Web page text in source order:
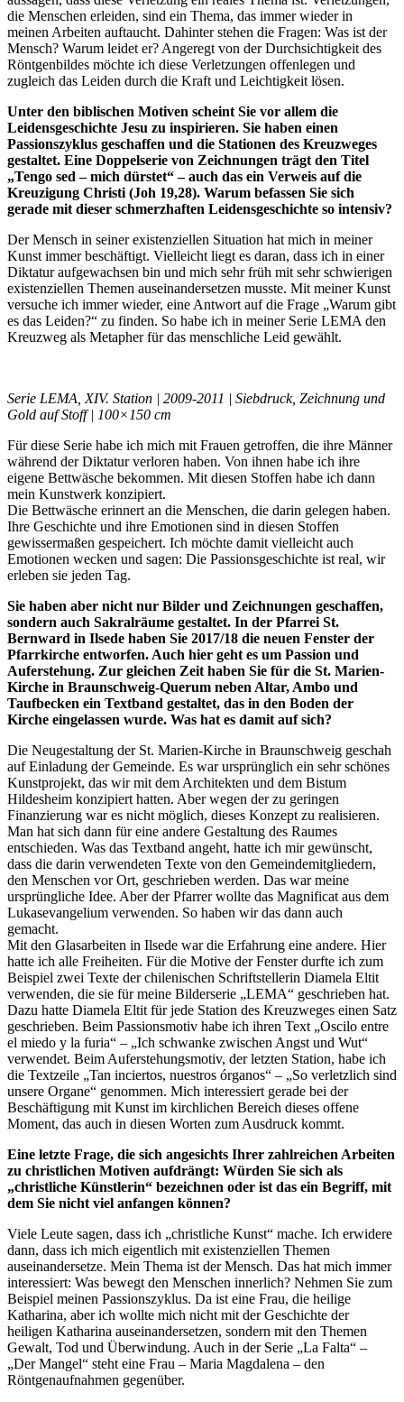
die Menschen erleiden, sind ein Thema, das immer wieder in
meinen Arbeiten auftaucht. Dahinter stehen die Fragen: Was ist der
Mensch? Warum leidet er? Angeregt von der Durchsichtigkeit des
Röntgenbildes möchte ich diese Verletzungen offenlegen und
zugleich das Leiden durch die Kraft und Leichtigkeit lösen.
Unter den biblischen Motiven scheint Sie vor allem die
Leidensgeschichte Jesu zu inspirieren. Sie haben einen
Passionszyklus geschaffen und die Stationen des Kreuzweges
gestaltet. Eine Doppelserie von Zeichnungen trägt den Titel
„Tengo sed – mich dürstet“ – auch das ein Verweis auf die
Kreuzigung Christi (Joh 19,28). Warum befassen Sie sich
gerade mit dieser schmerzhaften Leidensgeschichte so intensiv?
Der Mensch in seiner existenziellen Situation hat mich in meiner
Kunst immer beschäftigt. Vielleicht liegt es daran, dass ich in einer
Diktatur aufgewachsen bin und mich sehr früh mit sehr schwierigen
existenziellen Themen auseinandersetzen musste. Mit meiner Kunst
versuche ich immer wieder, eine Antwort auf die Frage „Warum gibt
es das Leiden?“ zu finden. So habe ich in meiner Serie LEMA den
Kreuzweg als Metapher für das menschliche Leid gewählt.
Serie LEMA, XIV. Station | 2009-2011 | Siebdruck, Zeichnung und
Gold auf Stoff | 100×150 cm
Für diese Serie habe ich mich mit Frauen getroffen, die ihre Männer
während der Diktatur verloren haben. Von ihnen habe ich ihre
eigene Bettwäsche bekommen. Mit diesen Stoffen habe ich dann
mein Kunstwerk konzipiert.
Die Bettwäsche erinnert an die Menschen, die darin gelegen haben.
Ihre Geschichte und ihre Emotionen sind in diesen Stoffen
gewissermaßen gespeichert. Ich möchte damit vielleicht auch
Emotionen wecken und sagen: Die Passionsgeschichte ist real, wir
erleben sie jeden Tag.
Sie haben aber nicht nur Bilder und Zeichnungen geschaffen,
sondern auch Sakralräume gestaltet. In der Pfarrei St.
Bernward in Ilsede haben Sie 2017/18 die neuen Fenster der
Pfarrkirche entworfen. Auch hier geht es um Passion und
Auferstehung. Zur gleichen Zeit haben Sie für die St. Marien-
Kirche in Braunschweig-Querum neben Altar, Ambo und
Taufbecken ein Textband gestaltet, das in den Boden der
Kirche eingelassen wurde. Was hat es damit auf sich?
Die Neugestaltung der St. Marien-Kirche in Braunschweig geschah
auf Einladung der Gemeinde. Es war ursprünglich ein sehr schönes
Kunstprojekt, das wir mit dem Architekten und dem Bistum
Hildesheim konzipiert hatten. Aber wegen der zu geringen
Finanzierung war es nicht möglich, dieses Konzept zu realisieren.
Man hat sich dann für eine andere Gestaltung des Raumes
entschieden. Was das Textband angeht, hatte ich mir gewünscht,
dass die darin verwendeten Texte von den Gemeindemitgliedern,
den Menschen vor Ort, geschrieben werden. Das war meine
ursprüngliche Idee. Aber der Pfarrer wollte das Magnificat aus dem
Lukasevangelium verwenden. So haben wir das dann auch
gemacht.
Mit den Glasarbeiten in Ilsede war die Erfahrung eine andere. Hier
hatte ich alle Freiheiten. Für die Motive der Fenster durfte ich zum
Beispiel zwei Texte der chilenischen Schriftstellerin Diamela Eltit
verwenden, die sie für meine Bilderserie „LEMA“ geschrieben hat.
Dazu hatte Diamela Eltit für jede Station des Kreuzweges einen Satz
geschrieben. Beim Passionsmotiv habe ich ihren Text „Oscilo entre
el miedo y la furia“ – „Ich schwanke zwischen Angst und Wut“
verwendet. Beim Auferstehungsmotiv, der letzten Station, habe ich
die Textzeile „Tan inciertos, nuestros órganos“ – „So verletzlich sind
unsere Organe“ genommen. Mich interessiert gerade bei der
Beschäftigung mit Kunst im kirchlichen Bereich dieses offene
Moment, das auch in diesen Worten zum Ausdruck kommt.
Eine letzte Frage, die sich angesichts Ihrer zahlreichen Arbeiten
zu christlichen Motiven aufdrängt: Würden Sie sich als
„christliche Künstlerin“ bezeichnen oder ist das ein Begriff, mit
dem Sie nicht viel anfangen können?
Viele Leute sagen, dass ich „christliche Kunst“ mache. Ich erwidere
dann, dass ich mich eigentlich mit existenziellen Themen
auseinandersetze. Mein Thema ist der Mensch. Das hat mich immer
interessiert: Was bewegt den Menschen innerlich? Nehmen Sie zum
Beispiel meinen Passionszyklus. Da ist eine Frau, die heilige
Katharina, aber ich wollte mich nicht mit der Geschichte der
heiligen Katharina auseinandersetzen, sondern mit den Themen
Gewalt, Tod und Überwindung. Auch in der Serie „La Falta“ –
„Der Mangel“ steht eine Frau – Maria Magdalena – den
Röntgenaufnahmen gegenüber.